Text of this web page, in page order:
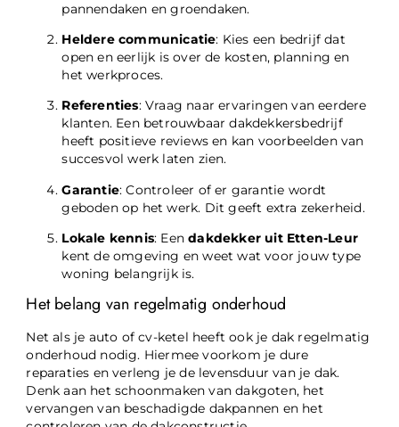
pannendaken en groendaken.
Heldere communicatie: Kies een bedrijf dat
open en eerlijk is over de kosten, planning en
het werkproces.
Referenties: Vraag naar ervaringen van eerdere
klanten. Een betrouwbaar dakdekkersbedrijf
heeft positieve reviews en kan voorbeelden van
succesvol werk laten zien.
Garantie: Controleer of er garantie wordt
geboden op het werk. Dit geeft extra zekerheid.
Lokale kennis: Eendakdekker uit Etten-Leur
kent de omgeving en weet wat voor jouw type
woning belangrijk is.
Het belang van regelmatig onderhoud
Net als je auto of cv-ketel heeft ook je dak regelmatig
onderhoud nodig. Hiermee voorkom je dure
reparaties en verleng je de levensduur van je dak.
Denk aan het schoonmaken van dakgoten, het
vervangen van beschadigde dakpannen en het